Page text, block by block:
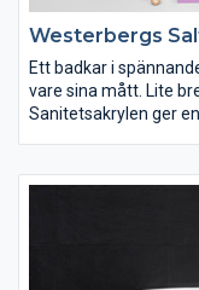
Westerbergs
Ett badkar i
vare sina mått. Lite
Sanitetsakrylen ger